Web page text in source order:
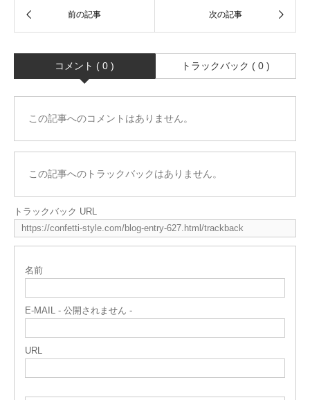
コメント ( 0 ) トラックバック ( 0 )
この記事へのコメントはありません。
この記事へのトラックバックはありません。
トラックバック URL
名前
E-MAIL - 公開されません -
URL